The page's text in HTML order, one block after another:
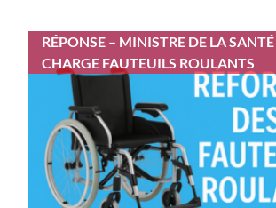
RÉPONSE – MINISTRE DE LA SANTÉ
CHARGE FAUTEUILS ROULANTS